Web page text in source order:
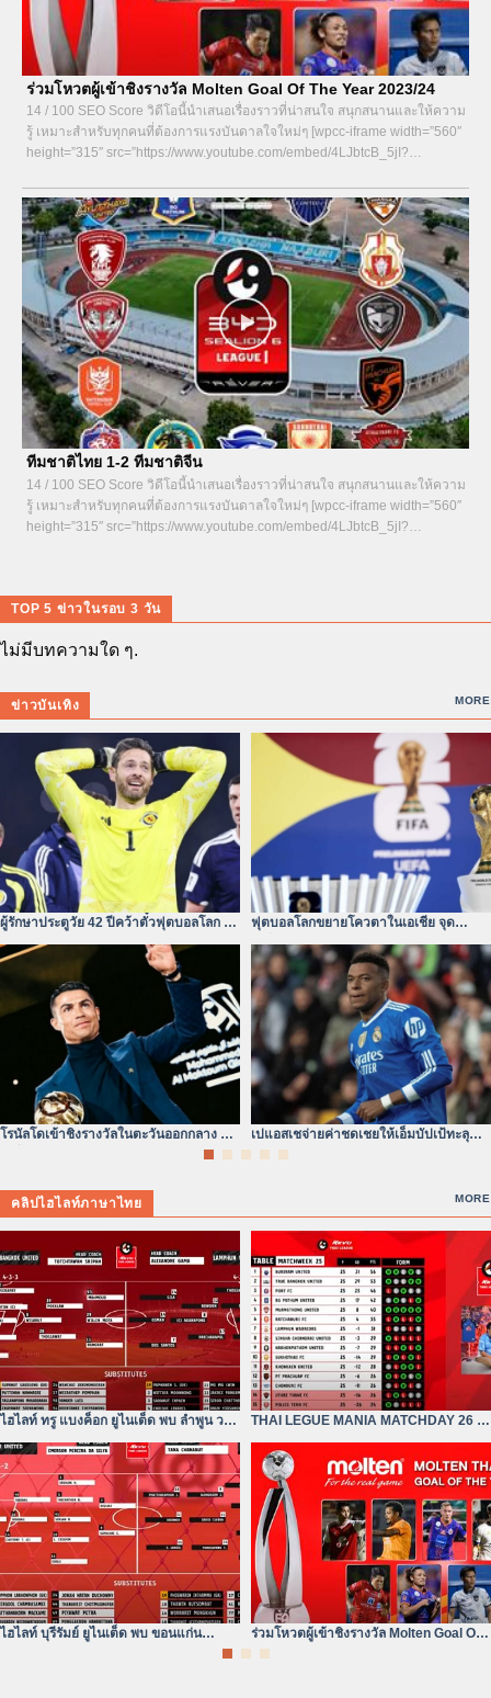
ร่วมโหวตผู้เข้าชิงรางวัล Molten Goal Of The Year 2023/24
14 / 100 SEO Score วิดีโอนี้นำเสนอเรื่องราวที่น่าสนใจ สนุกสนานและให้ความ
รู้ เหมาะสำหรับทุกคนที่ต้องการแรงบันดาลใจใหม่ๆ [wpcc-iframe width=”560″
height=”315″ src=”https://www.youtube.com/embed/4LJbtcB_5jI?
ทีมชาติไทย 1-2 ทีมชาติจีน
14 / 100 SEO Score วิดีโอนี้นำเสนอเรื่องราวที่น่าสนใจ สนุกสนานและให้ความ
รู้ เหมาะสำหรับทุกคนที่ต้องการแรงบันดาลใจใหม่ๆ [wpcc-iframe width=”560″
height=”315″ src=”https://www.youtube.com/embed/4LJbtcB_5jI?
TOP 5 ข่าวในรอบ 3 วัน
ไม่มีบทความใด ๆ.
ข่าวบันเทิง MORE
ผู้รักษาประตูวัย 42 ปีคว้าตั๋วฟุตบอลโลก –
หัวใจไม่ยอมแพ้
ฟุตบอลโลกขยายโควตาในเอเชีย จุด
เปลี่ยนของสมรภูมิเอเชีย
โรนัลโดเข้าชิงรางวัลในตะวันออกกลาง ยุค
เปแอสเชจ่ายค่าชดเชยให้เอ็มบัปเป้ทะลุ
คลิปไฮไลท์ภาษาไทย MORE
ไฮไลท์ ทรู แบงค็อก ยูไนเต็ด พบ ลำพูน วอริ
เออร์| ไฮลักซ์ รีโว่
THAI LEGUE MANIA MATCHDAY 26 |
ทรู แบงค็อก ยังห่างอยู่ 3
ไฮไลท์ บุรีรัมย์ ยูไนเต็ด พบ ขอนแก่น
ร่วมโหวตผู้เข้าชิงรางวัล Molten Goal Of
The Year 2023/24